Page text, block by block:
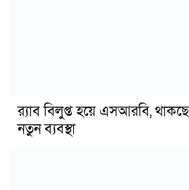
র‍্যাব বিলুপ্ত হয়ে এসআরবি,
নতুন ব্যবস্থা